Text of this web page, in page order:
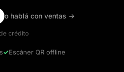
o hablá con ventas →
crédito
✓Escáner QR offline